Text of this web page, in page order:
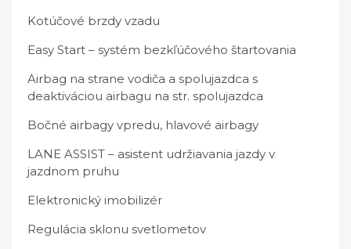
Kotúčové brzdy vzadu
Easy Start – systém bezkľúčového štartovania
Airbag na strane vodiča a spolujazdca s
deaktiváciou airbagu na str. spolujazdca
Bočné airbagy vpredu, hlavové airbagy
LANE ASSIST – asistent udržiavania jazdy v
jazdnom pruhu
Elektronický imobilizér
Regulácia sklonu svetlometov